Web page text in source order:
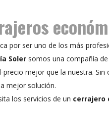
por ser uno de los más
Soler somos una compañía de
mejor que la nuestra.
mejor solución.
los servicios de un cerrajero